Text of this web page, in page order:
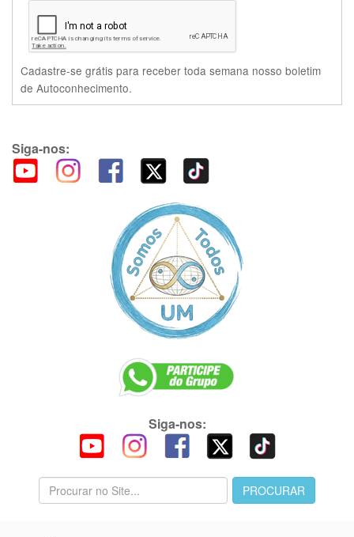
Cadastre-se grátis para receber toda semana nosso boletim
de Autoconhecimento.
Siga-nos:
Siga-nos: